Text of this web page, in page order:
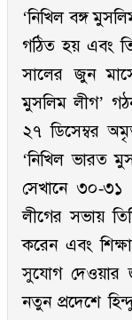
‘নিখিল বঙ্গ
গঠিত হয় এবং
সালের জুন
মুসলিম লীগ’
২৭ ডিসেম্বর
‘নিখিল ভারত
সেখানে ৩০-৩১
লীগের সভায়
করেন এবং
সুযোগ দেওয়ার
নতুন প্রদেশে